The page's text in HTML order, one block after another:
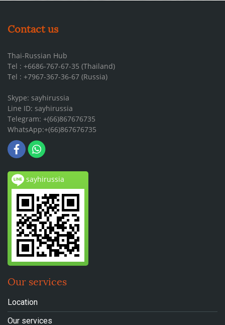
Contact us
Thai-Russian Hub
Tel : +6686-767-67-35 (Thailand)
Tel : +7967-367-36-67 (Russia)
Skype: sayhirussia
Line ID: sayhirussia
Telegram: +(66)867676735
WhatsApp:+(66)867676735
sayhirussia
Our services
Location
Our services